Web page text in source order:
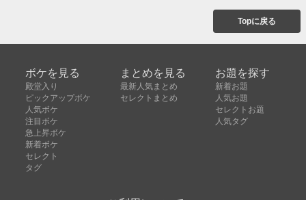
Topに戻る
ボケを見る
殿堂入り
ピックアップボケ
人気ボケ
注目ボケ
急上昇ボケ
新着ボケ
セレクト
タグ
まとめを見る
最新人気まとめ
セレクトまとめ
お題を探す
新着お題
人気お題
セレクトお題
人気タグ